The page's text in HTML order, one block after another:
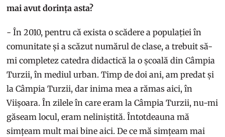
mai avut dorința asta?
- În 2010, pentru că exista o scădere a populației în
comunitate și a scăzut numărul de clase, a trebuit să-
mi completez catedra didactică la o școală din Câmpia
Turzii, în mediul urban. Timp de doi ani, am predat și
la Câmpia Turzii, dar inima mea a rămas aici, în
Viișoara. În zilele în care eram la Câmpia Turzii, nu-mi
găseam locul, eram neliniștită. Întotdeauna mă
simțeam mult mai bine aici. De ce mă simțeam mai